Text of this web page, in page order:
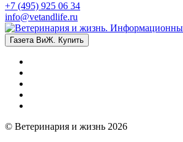
+7 (495) 925 06 34
info@vetandlife.ru
Газета ВиЖ. Купить
© Ветеринария и жизнь 2026